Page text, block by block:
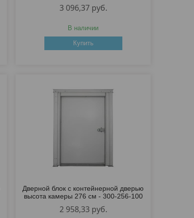
3 096,37 руб.
В наличии
Купить
Дверной блок с контейнерной дверью
высота камеры 276 см - 300-256-100
2 958,33 руб.